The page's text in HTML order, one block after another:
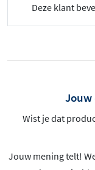
Deze klant
Jouw
Wist je dat
Jouw mening telt!